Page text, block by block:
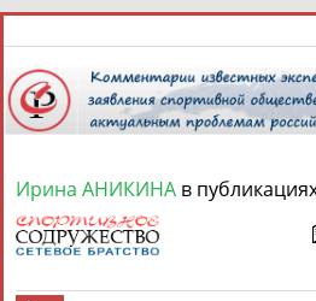
7 августа
СПОРТСМЕНЫ, ТРЕНЕРЫ И
Ирина АНИКИНА в